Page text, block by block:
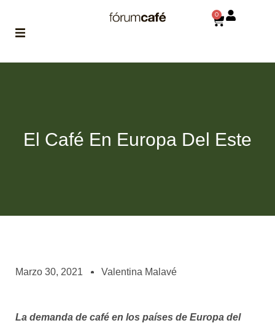
de fórum
asociados
el café siempre tiene
0
El Café En Europa Del Este
Marzo 30, 2021 Valentina Malavé
La demanda de café en los países de Europa del